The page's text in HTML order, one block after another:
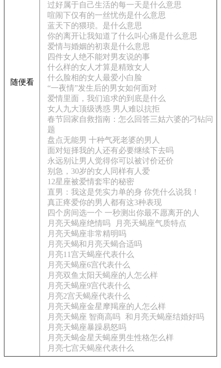
随便看
过好属于自己生活的每一天是什么意思
喧闹下仅有的一丝忧伤是什么意思
蓝天下的猥琐。是什么意思
你的离开让我知道了什么叫心痛是什么意思
爱情与婚姻的初衷是什么意思
四件女人绝不能对男友说的事
什么样的女人才算是精致女人
什么脸相的女人最爱小白脸
“一夜情”发生后的男女如何面对
爱情里面，我们追求的到底是什么
女人九大顶级诱惑 男人难以抗拒
春节回家自救指南：怎么回答三姑六婆的刁钻问
题
盘点无能男 十种气死老婆的男人
面对短择我的人还有必要继续下去吗
永远别让男人觉得你可以被讨价还价
别急，30岁的女人同样有人爱
12星座被爱情套牢的秘密
直男：我这是凭实力单的身 你凭什么说我！
真正疼爱你的男人都有这3种表现
四个房间选一个 一秒测出你最不愿离开的人
月亮天蝎座绝情吗
月亮天蝎座气质特点
月亮天蝎座非常精明吗
月亮天蝎和月亮天蝎合适吗
月亮11宫天蝎座代表什么
月亮天蝎座6宫代表什么
月亮双鱼太阳天蝎座的人怎么样
月亮天蝎座9宫代表什么
月亮2宫天蝎座代表什么
月亮天蝎座金星摩羯座的人怎么样
月亮天蝎座 智商高吗 和月亮天蝎座结婚好吗
月亮天蝎座暴躁易怒吗
月亮天蝎金星天蝎座男生性格怎么样
月亮七宫天蝎座代表什么